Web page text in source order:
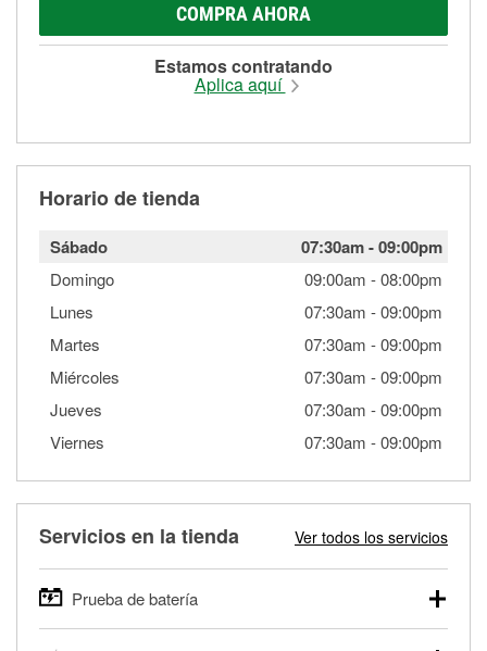
COMPRA AHORA
Estamos contratando
Aplica aquí
Horario de tienda
Sábado 07:30am-09:00pm
Domingo 09:00am -08:00pm
Lunes
07:30am -09:00pm
Martes
07:30am -09:00pm
Miércoles
07:30am -09:00pm
Jueves
07:30am -09:00pm
Viernes
07:30am -09:00pm
Servicios en la tienda Ver todos los servicios
Prueba de batería